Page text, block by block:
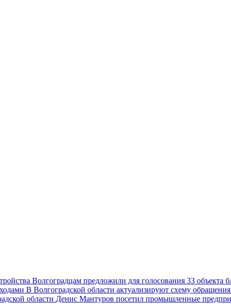
Волгоградцам предложили для голосования 33 объекта
В Волгоградской области актуализируют схему
Денис Мантуров посетил промышленные